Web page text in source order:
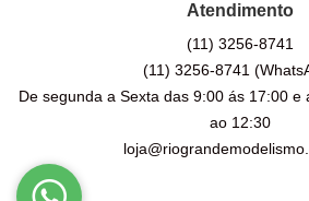
Atendimento
(11) 3256-8741
(11) 3256-8741
De segunda a Sexta das 9:00 ás 17:00 e
ao 12:30